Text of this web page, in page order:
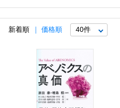
新着順 価格順